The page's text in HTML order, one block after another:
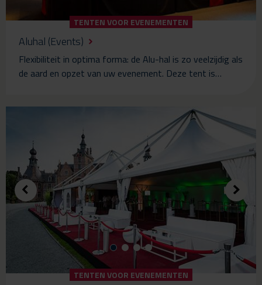
TENTEN VOOR EVENEMENTEN
Aluhal (Events)
Flexibiliteit in optima forma: de Alu-hal is zo veelzijdig als
de aard en opzet van uw evenement. Deze tent is…
TENTEN VOOR EVENEMENTEN